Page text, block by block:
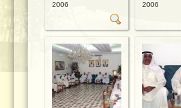
2006 2006